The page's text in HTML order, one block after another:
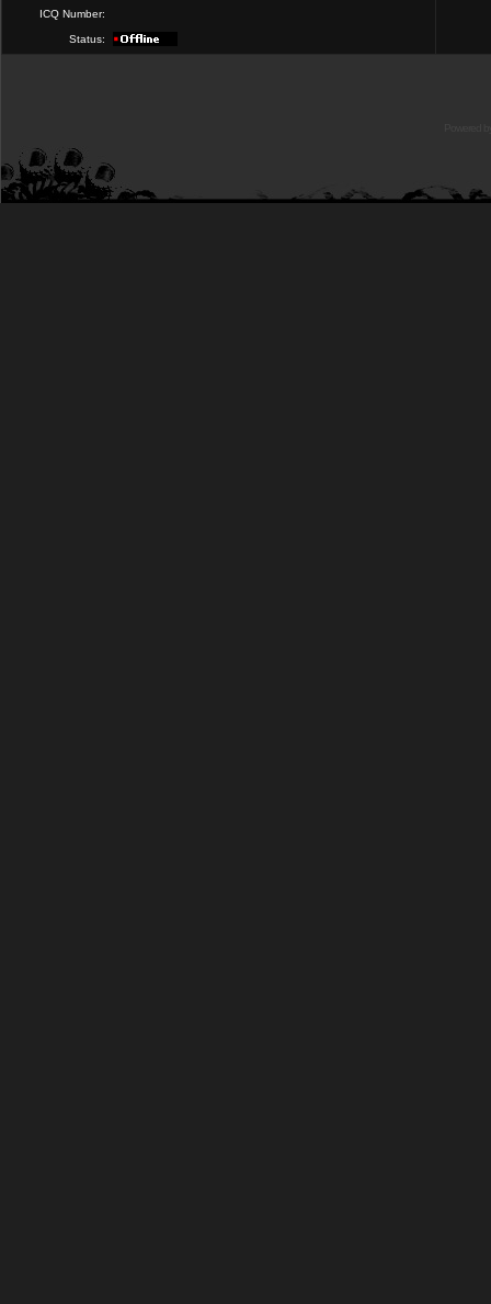
ICQ Number:
Status: